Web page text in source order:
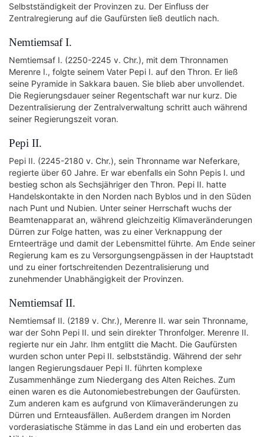
Selbstständigkeit der Provinzen zu. Der Einfluss der
Zentralregierung auf die Gaufürsten ließ deutlich nach.
Nemtiemsaf I.
Nemtiemsaf I. (2250-2245 v. Chr.), mit dem Thronnamen
Merenre I., folgte seinem Vater Pepi I. auf den Thron. Er ließ
seine Pyramide in Sakkara bauen. Sie blieb aber unvollendet.
Die Regierungsdauer seiner Regentschaft war nur kurz. Die
Dezentralisierung der Zentralverwaltung schritt auch während
seiner Regierungszeit voran.
Pepi II.
Pepi II. (2245-2180 v. Chr.), sein Thronname war Neferkare,
regierte über 60 Jahre. Er war ebenfalls ein Sohn Pepis I. und
bestieg schon als Sechsjähriger den Thron. Pepi II. hatte
Handelskontakte in den Norden nach Byblos und in den Süden
nach Punt und Nubien. Unter seiner Herrschaft wuchs der
Beamtenapparat an, während gleichzeitig Klimaveränderungen
Dürren zur Folge hatten, was zu einer Verknappung der
Ernteerträge und damit der Lebensmittel führte. Am Ende seiner
Regierung kam es zu Versorgungsengpässen in der Hauptstadt
und zu einer fortschreitenden Dezentralisierung und
zunehmender Unabhängigkeit der Provinzen.
Nemtiemsaf II.
Nemtiemsaf II. (2189 v. Chr.), Merenre II. war sein Thronname,
war der Sohn Pepi II. und sein direkter Thronfolger. Merenre II.
regierte nur ein Jahr. Ihm entglitt die Macht. Die Gaufürsten
wurden schon unter Pepi II. selbstständig. Während der sehr
langen Regierungsdauer Pepi II. führten komplexe
Zusammenhänge zum Niedergang des Alten Reiches. Zum
einen waren es die Autonomiebestrebungen der Gaufürsten.
Zum anderen kam es aufgrund von Klimaveränderungen zu
Dürren und Ernteausfällen. Außerdem drangen im Norden
vorderasiatische Stämme in das Land ein und eroberten das